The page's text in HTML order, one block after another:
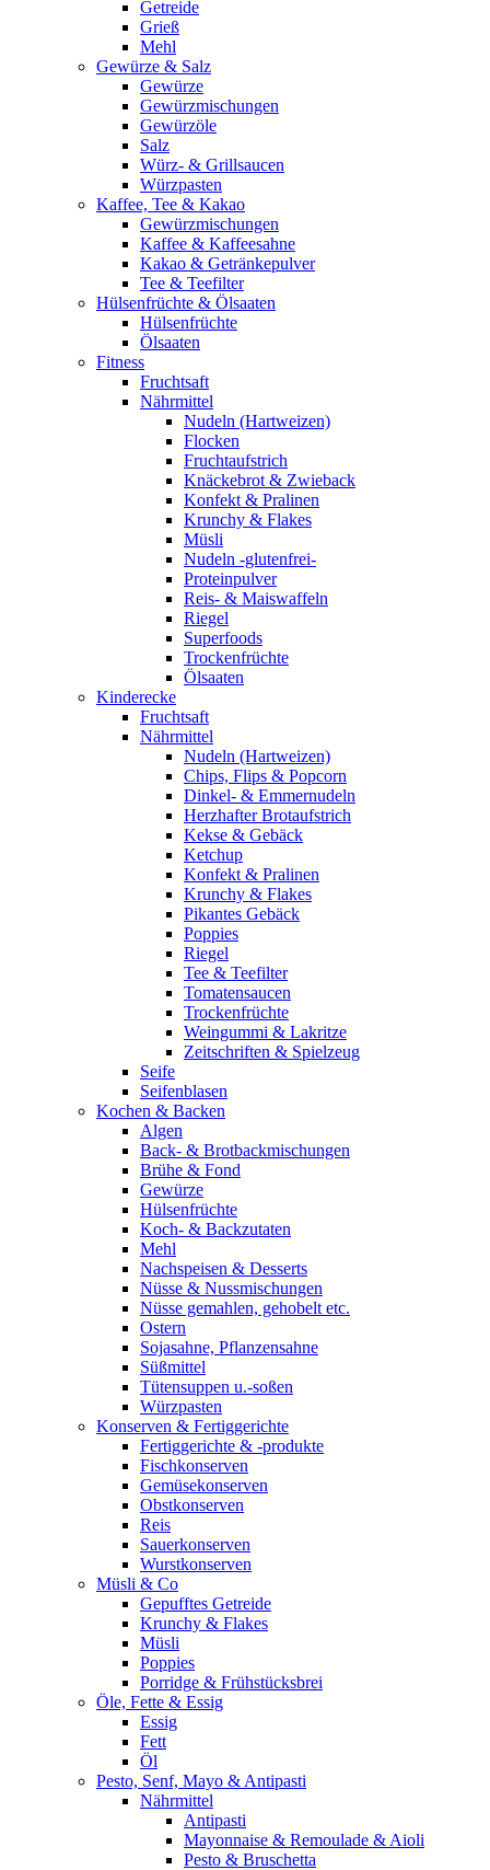
Getreide
Grieß
Mehl
Gewürze & Salz
Gewürze
Gewürzmischungen
Gewürzöle
Salz
Würz- & Grillsaucen
Würzpasten
Kaffee, Tee & Kakao
Gewürzmischungen
Kaffee & Kaffeesahne
Kakao & Getränkepulver
Tee & Teefilter
Hülsenfrüchte & Ölsaaten
Hülsenfrüchte
Ölsaaten
Fitness
Fruchtsaft
Nährmittel
Nudeln (Hartweizen)
Flocken
Fruchtaufstrich
Knäckebrot & Zwieback
Konfekt & Pralinen
Krunchy & Flakes
Müsli
Nudeln -glutenfrei-
Proteinpulver
Reis- & Maiswaffeln
Riegel
Superfoods
Trockenfrüchte
Ölsaaten
Kinderecke
Fruchtsaft
Nährmittel
Nudeln (Hartweizen)
Chips, Flips & Popcorn
Dinkel- & Emmernudeln
Herzhafter Brotaufstrich
Kekse & Gebäck
Ketchup
Konfekt & Pralinen
Krunchy & Flakes
Pikantes Gebäck
Poppies
Riegel
Tee & Teefilter
Tomatensaucen
Trockenfrüchte
Weingummi & Lakritze
Zeitschriften & Spielzeug
Seife
Seifenblasen
Kochen & Backen
Algen
Back- & Brotbackmischungen
Brühe & Fond
Gewürze
Hülsenfrüchte
Koch- & Backzutaten
Mehl
Nachspeisen & Desserts
Nüsse & Nussmischungen
Nüsse gemahlen, gehobelt etc.
Ostern
Sojasahne, Pflanzensahne
Süßmittel
Tütensuppen u.-soßen
Würzpasten
Konserven & Fertiggerichte
Fertiggerichte & -produkte
Fischkonserven
Gemüsekonserven
Obstkonserven
Reis
Sauerkonserven
Wurstkonserven
Müsli & Co
Gepufftes Getreide
Krunchy & Flakes
Müsli
Poppies
Porridge & Frühstücksbrei
Öle, Fette & Essig
Essig
Fett
Öl
Pesto, Senf, Mayo & Antipasti
Nährmittel
Antipasti
Mayonnaise & Remoulade & Aioli
Pesto & Bruschetta